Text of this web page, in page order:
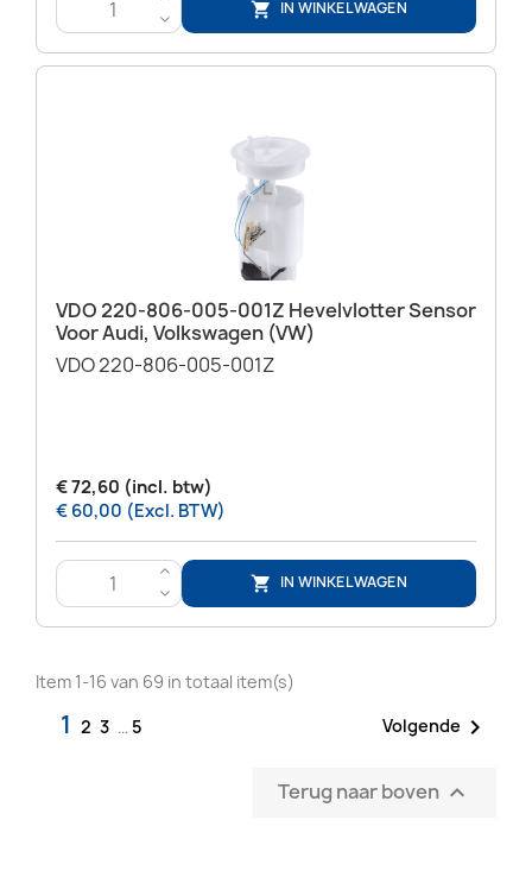
<
 IN WINKELWAGEN
VDO 220-806-005-001Z Hevelvlotter Sensor
Voor Audi, Volkswagen (VW)
VDO 220-806-005-001Z
€ 72,60 (incl. btw)
€ 60,00 (Excl. BTW)
>
<
 IN WINKELWAGEN
Item 1-16 van 69 in totaal item(s)
1 2 3 … 5 Volgende 
Terug naar boven 